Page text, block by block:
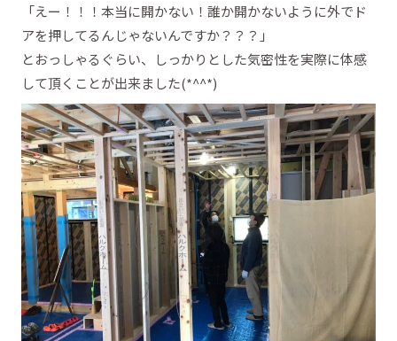
「えー！！！本当に開かない！誰か開かないように外でド
アを押してるんじゃないんですか？？？」
とおっしゃるぐらい、しっかりとした気密性を実際に体感
して頂くことが出来ました(*^^*)